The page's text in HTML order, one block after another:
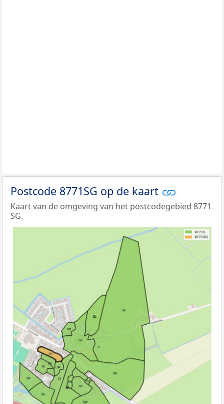
Postcode 8771SG op de kaart
Kaart van de omgeving van het postcodegebied 8771
SG.